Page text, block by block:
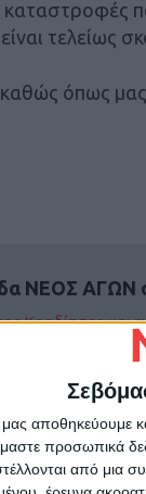
μας
προσωπικά
από μια
καταστροφές
τελείως
όπως
ΝΕΟΣ ΑΓΩΝ
Καρδίτσας και
δικαιώματα